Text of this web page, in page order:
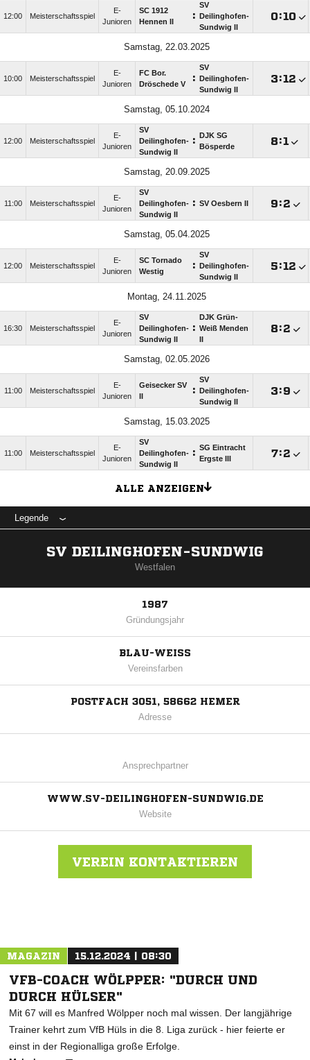
12:00 Meisterschaftsspiel
E-
Junioren
SC 1912
Hennen II
:
SV
Deilinghofen-
Sundwig II
:
Samstag, 22.03.2025
10:00 Meisterschaftsspiel
E-
Junioren
FC Bor.
Dröschede V
:
SV
Deilinghofen-
Sundwig II
:
Samstag, 05.10.2024
12:00 Meisterschaftsspiel
E-
Junioren
SV
Deilinghofen-
Sundwig II
:
DJK SG
Bösperde
:
Samstag, 20.09.2025
11:00 Meisterschaftsspiel
E-
Junioren
SV
Deilinghofen-
Sundwig II
: SV Oesbern II :
Samstag, 05.04.2025
12:00 Meisterschaftsspiel
E-
Junioren
SC Tornado
Westig
:
SV
Deilinghofen-
Sundwig II
:
Montag, 24.11.2025
16:30 Meisterschaftsspiel
E-
Junioren
SV
Deilinghofen-
Sundwig II
:
DJK Grün-
Weiß Menden
:
Samstag, 02.05.2026
11:00 Meisterschaftsspiel
E-
Junioren
Geisecker SV
:
SV
Deilinghofen-
Sundwig II
:
Samstag, 15.03.2025
11:00 Meisterschaftsspiel
E-
Junioren
SV
Deilinghofen-
Sundwig II
: SG Eintracht
Ergste III
:
ALLE ANZEIGEN
Legende
SV DEILINGHOFEN-SUNDWIG
Westfalen
1987
Gründungsjahr
BLAU-WEISS
Vereinsfarben
POSTFACH 3051, 58662 HEMER
Adresse
Ansprechpartner
WWW.SV-DEILINGHOFEN-SUNDWIG.DE
Website
VEREIN KONTAKTIEREN
MAGAZIN 15.12.2024 | 08:30
VFB-COACH WÖLPPER: "DURCH UND
DURCH HÜLSER"
Mit 67 will es Manfred Wölpper noch mal wissen. Der langjährige
Trainer kehrt zum VfB Hüls in die 8. Liga zurück - hier feierte er
einst in der Regionalliga große Erfolge.